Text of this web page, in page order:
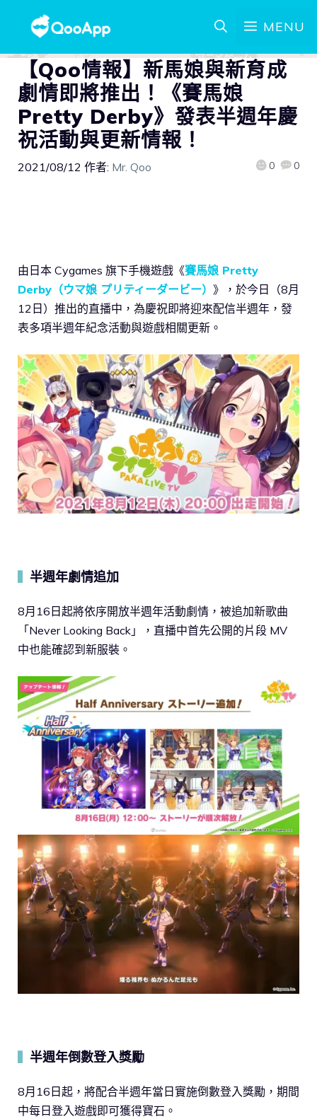
MENU
【Qoo情報】新馬娘與新育成
劇情即將推出！《賽馬娘
Pretty Derby》發表半週年慶
祝活動與更新情報！
2021/08/12 作者: Mr. Qoo 0 0
由日本 Cygames 旗下手機遊戲《賽馬娘 Pretty
Derby（ウマ娘 プリティーダービー） 》，於今日（8月
12日）推出的直播中，為慶祝即將迎來配信半週年，發
表多項半週年紀念活動與遊戲相關更新。
半週年劇情追加
8月16日起將依序開放半週年活動劇情，被追加新歌曲
「Never Looking Back」，直播中首先公開的片段 MV
中也能確認到新服裝。
半週年倒數登入獎勵
8月16日起，將配合半週年當日實施倒數登入獎勵，期間
中每日登入遊戲即可獲得寶石。